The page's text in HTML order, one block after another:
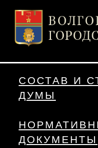
СОСТАВ И
ДУМЫ
ДОКУМЕНТЫ